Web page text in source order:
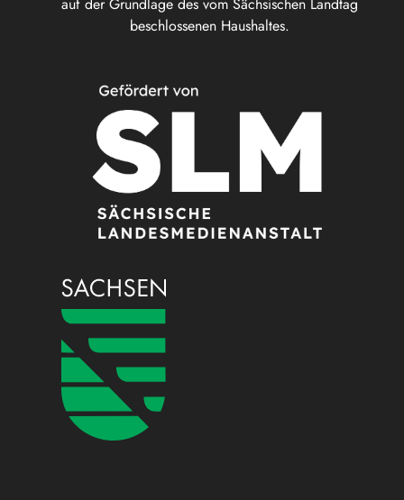
beschlossenen Haushaltes.